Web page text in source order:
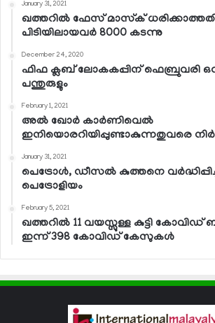
January 31, 2021
ഖത്തറില്‍ ഫേസ് മാസ്‌ക്
പിടിയിലായവര്‍ 8000 കടന്നു
December 24, 2020
ഫിഫ ക്ലബ് ലോകകപ്പിന് ഫെബ്രുവരി
പന്തുരുളും
February 1, 2021
അല്‍ ഖോര്‍ കാര്‍ണിവെല്‍
ഇനിയൊരറിയിപ്പുണ്ടാകുന്നതുവരെ
January 31, 2021
പെട്രോള്‍, ഡീസല്‍ കുത്തനെ
പെട്രോളിയം
February 5, 2021
ഖത്തറില്‍ 11 വയസ്സുള്ള കുട്ടി കോവിഡ്
ഇന്ന് 398 കോവിഡ് കേസുകള്‍